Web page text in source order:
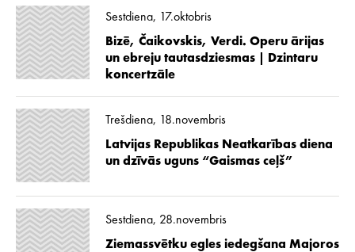
Sestdiena, 17.oktobris
Bizē, Čaikovskis, Verdi. Operu ārijas
un ebreju tautasdziesmas | Dzintaru
koncertzāle
Trešdiena, 18.novembris
Latvijas Republikas Neatkarības diena
un dzīvās uguns “Gaismas ceļš”
Sestdiena, 28.novembris
Ziemassvētku egles iedegšana Majoros